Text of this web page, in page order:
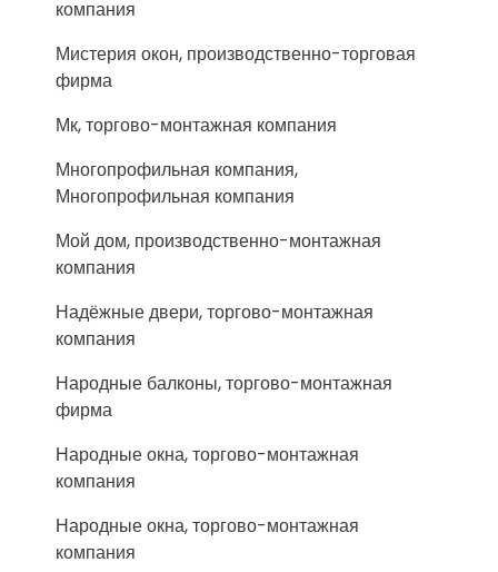
компания
Мистерия окон, производственно-торговая
фирма
Мк, торгово-монтажная компания
Многопрофильная компания,
Многопрофильная компания
Мой дом, производственно-монтажная
компания
Надёжные двери, торгово-монтажная
компания
Народные балконы, торгово-монтажная
фирма
Народные окна, торгово-монтажная
компания
Народные окна, торгово-монтажная
компания